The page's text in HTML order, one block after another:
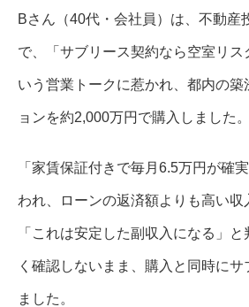
Bさん（40代・会社員）は、不動産
で、「サブリース契約なら空室リス
いう営業トークに惹かれ、都内の築
ョンを約2,000万円で購入しました。
「家賃保証付きで毎月6.5万円が確
われ、ローンの返済額よりも高い収
「これは安定した副収入になる」
く確認しないまま、購入と同時に
ました。